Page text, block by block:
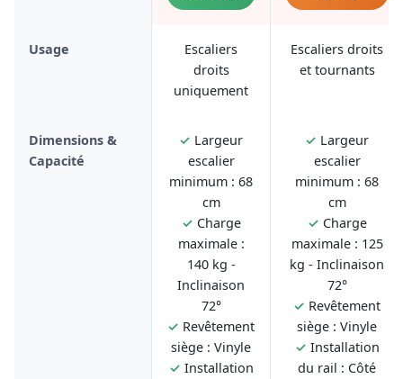
Usage
Escaliers
droits
uniquement
Escaliers droits
et tournants
Dimensions &
Capacité
✓ Largeur
escalier
minimum : 68
cm
✓ Charge
maximale :
140 kg -
Inclinaison
72°
✓ Revêtement
siège : Vinyle
✓ Installation
✓ Largeur
escalier
minimum : 68
cm
✓ Charge
maximale : 125
kg - Inclinaison
72°
✓ Revêtement
siège : Vinyle
✓ Installation
du rail : Côté